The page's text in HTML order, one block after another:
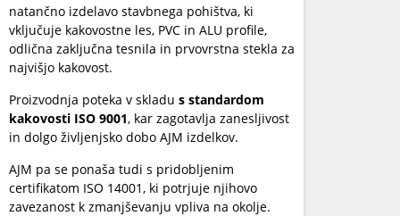
natančno izdelavo stavbnega pohištva, ki
vključuje kakovostne les, PVC in ALU profile,
odlična zaključna tesnila in prvovrstna stekla za
najvišjo kakovost.
Proizvodnja poteka v skladu s standardom
kakovosti ISO 9001, kar zagotavlja zanesljivost
in dolgo življenjsko dobo AJM izdelkov.
AJM pa se ponaša tudi s pridobljenim
certifikatom ISO 14001, ki potrjuje njihovo
zavezanost k zmanjševanju vpliva na okolje.